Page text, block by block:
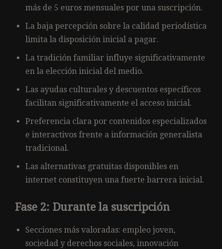
más de 5 euros mensuales por una suscripción.
La baja percepción sobre la calidad periodística
limita la disposición inicial a pagar.
La tradición familiar influye significativamente
en la elección inicial del medio.
Las ayudas culturales y descuentos específicos
facilitan significativamente el acceso inicial.
Preferencia clara por contenidos especializados
e interactivos frente a información generalista
tradicional.
Las alternativas gratuitas disponibles en
internet constituyen una fuerte barrera inicial.
Fase 2: Durante la suscripción
Secciones más valoradas: empleo joven,
sociedad y derechos sociales, innovación